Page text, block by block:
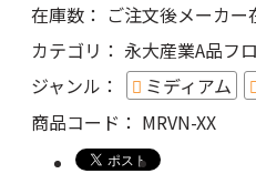
在庫数： ご注文後メーカー
カテゴリ： 永大産業A品フ
ジャンル：
ミディアム
商品コード： MRVN-XX